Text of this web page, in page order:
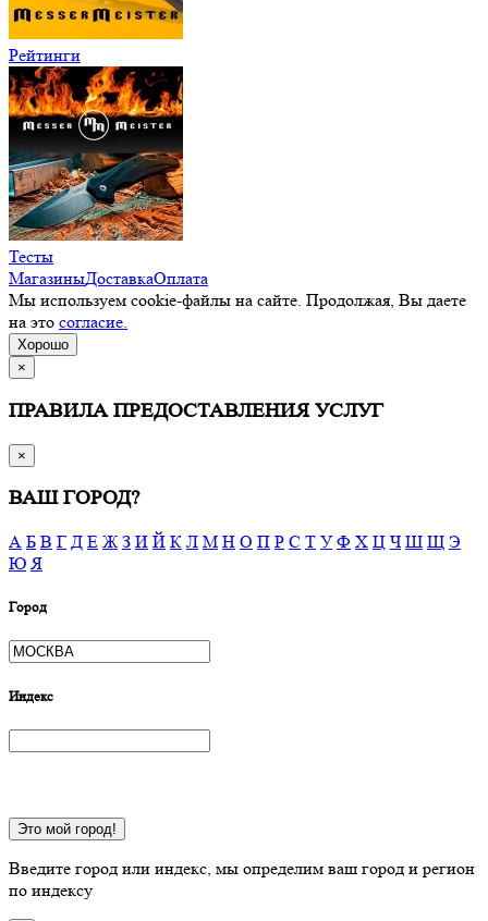
Рейтинги
Тесты
МагазиныДоставкаОплата
Мы используем cookie-файлы на сайте. Продолжая, Вы даете
на это согласие.
Хорошо
×
ПРАВИЛА ПРЕДОСТАВЛЕНИЯ УСЛУГ
×
ВАШ ГОРОД?
А Б В Г Д Е Ж З И Й К Л М Н О П Р С Т У Ф Х Ц Ч Ш Щ Э
Ю Я
Город
Индекс
Это мой город!
Введите город или индекс, мы определим ваш город и регион
по индексу